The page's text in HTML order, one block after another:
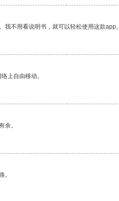
不用看说明书，就可以轻松使用这款app。
上自由移动。
余。
。